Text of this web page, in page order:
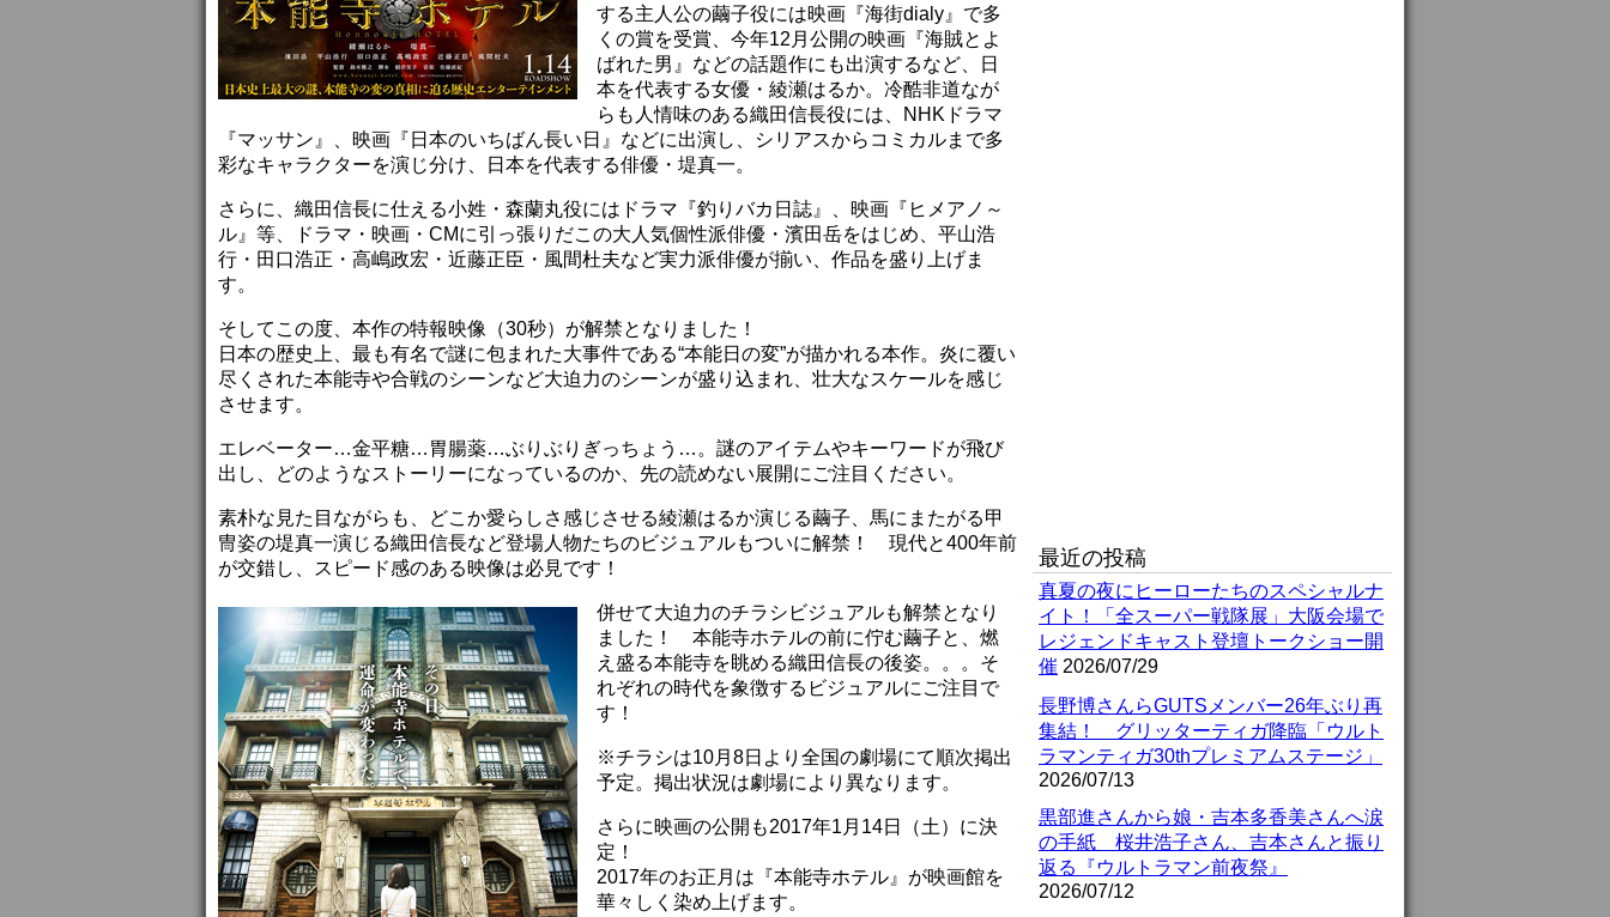
する主人公の繭子役には映画『海街dialy』で多
くの賞を受賞、今年12月公開の映画『海賊とよ
ばれた男』などの話題作にも出演するなど、日
本を代表する女優・綾瀬はるか。冷酷非道なが
らも人情味のある織田信長役には、NHKドラマ
『マッサン』、映画『日本のいちばん長い日』などに出演し、シリアスからコミカルまで多
彩なキャラクターを演じ分け、日本を代表する俳優・堤真一。
さらに、織田信長に仕える小姓・森蘭丸役にはドラマ『釣りバカ日誌』、映画『ヒメアノ～
ル』等、ドラマ・映画・CMに引っ張りだこの大人気個性派俳優・濱田岳をはじめ、平山浩
行・田口浩正・高嶋政宏・近藤正臣・風間杜夫など実力派俳優が揃い、作品を盛り上げま
す。
そしてこの度、本作の特報映像（30秒）が解禁となりました！
日本の歴史上、最も有名で謎に包まれた大事件である“本能日の変”が描かれる本作。炎に覆い
尽くされた本能寺や合戦のシーンなど大迫力のシーンが盛り込まれ、壮大なスケールを感じ
させます。
エレベーター…金平糖…胃腸薬…ぶりぶりぎっちょう…。謎のアイテムやキーワードが飛び
出し、どのようなストーリーになっているのか、先の読めない展開にご注目ください。
素朴な見た目ながらも、どこか愛らしさ感じさせる綾瀬はるか演じる繭子、馬にまたがる甲
冑姿の堤真一演じる織田信長など登場人物たちのビジュアルもついに解禁！ 現代と400年前
が交錯し、スピード感のある映像は必見です！
併せて大迫力のチラシビジュアルも解禁となり
ました！ 本能寺ホテルの前に佇む繭子と、燃
え盛る本能寺を眺める織田信長の後姿。。。そ
れぞれの時代を象徴するビジュアルにご注目で
す！
※チラシは10月8日より全国の劇場にて順次掲出
予定。掲出状況は劇場により異なります。
さらに映画の公開も2017年1月14日（土）に決
定！
2017年のお正月は『本能寺ホテル』が映画館を
華々しく染め上げます。
最近の投稿
真夏の夜にヒーローたちのスペシャルナ
イト！「全スーパー戦隊展」大阪会場で
レジェンドキャスト登壇トークショー開
催 2026/07/29
長野博さんらGUTSメンバー26年ぶり再
集結！ グリッターティガ降臨「ウルト
ラマンティガ30thプレミアムステージ」
2026/07/13
黒部進さんから娘・吉本多香美さんへ涙
の手紙 桜井浩子さん、吉本さんと振り
返る『ウルトラマン前夜祭』
2026/07/12